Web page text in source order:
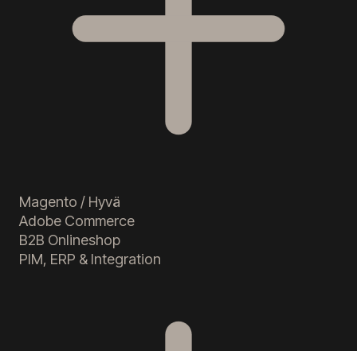
Magento / Hyvä
Adobe Commerce
B2B Onlineshop
PIM, ERP & Integration